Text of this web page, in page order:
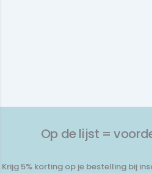
Op de lijst =
Krijg 5% korting op je bestelling bij